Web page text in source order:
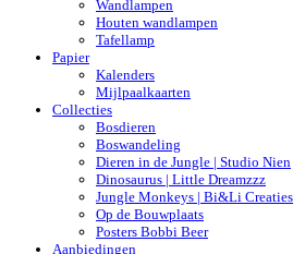
Wandlampen
Houten wandlampen
Tafellamp
Papier
Kalenders
Mijlpaalkaarten
Collecties
Bosdieren
Boswandeling
Dieren in de Jungle | Studio Nien
Dinosaurus | Little Dreamzzz
Jungle Monkeys | Bi&Li Creaties
Op de Bouwplaats
Posters Bobbi Beer
Aanbiedingen